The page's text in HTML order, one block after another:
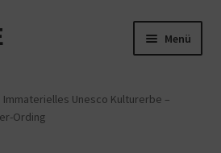
Menü
Immaterielles Unesco Kulturerbe –
Ording